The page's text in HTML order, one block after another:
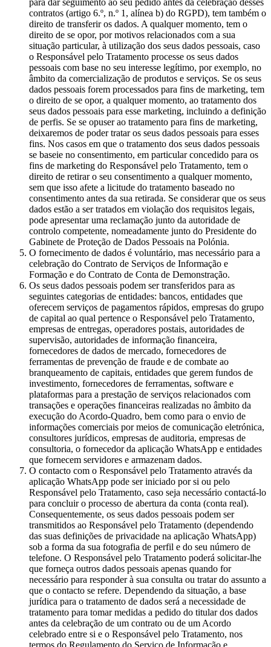
para dar seguimento ao seu pedido antes da celebração desses
contratos (artigo 6.º, n.º 1, alínea b) do RGPD), tem também o
direito de transferir os dados. A qualquer momento, tem o
direito de se opor, por motivos relacionados com a sua
situação particular, à utilização dos seus dados pessoais, caso
o Responsável pelo Tratamento processe os seus dados
pessoais com base no seu interesse legítimo, por exemplo, no
âmbito da comercialização de produtos e serviços. Se os seus
dados pessoais forem processados para fins de marketing, tem
o direito de se opor, a qualquer momento, ao tratamento dos
seus dados pessoais para esse marketing, incluindo a definição
de perfis. Se se opuser ao tratamento para fins de marketing,
deixaremos de poder tratar os seus dados pessoais para esses
fins. Nos casos em que o tratamento dos seus dados pessoais
se baseie no consentimento, em particular concedido para os
fins de marketing do Responsável pelo Tratamento, tem o
direito de retirar o seu consentimento a qualquer momento,
sem que isso afete a licitude do tratamento baseado no
consentimento antes da sua retirada. Se considerar que os seus
dados estão a ser tratados em violação dos requisitos legais,
pode apresentar uma reclamação junto da autoridade de
controlo competente, nomeadamente junto do Presidente do
Gabinete de Proteção de Dados Pessoais na Polónia.
O fornecimento de dados é voluntário, mas necessário para a
celebração do Contrato de Serviços de Informação e
Formação e do Contrato de Conta de Demonstração.
Os seus dados pessoais podem ser transferidos para as
seguintes categorias de entidades: bancos, entidades que
oferecem serviços de pagamentos rápidos, empresas do grupo
de capital ao qual pertence o Responsável pelo Tratamento,
empresas de entregas, operadores postais, autoridades de
supervisão, autoridades de informação financeira,
fornecedores de dados de mercado, fornecedores de
ferramentas de prevenção de fraude e de combate ao
branqueamento de capitais, entidades que gerem fundos de
investimento, fornecedores de ferramentas, software e
plataformas para a prestação de serviços relacionados com
transações e operações financeiras realizadas no âmbito da
execução do Acordo-Quadro, bem como para o envio de
informações comerciais por meios de comunicação eletrónica,
consultores jurídicos, empresas de auditoria, empresas de
consultoria, o fornecedor da aplicação WhatsApp e entidades
que fornecem servidores e armazenam dados.
O contacto com o Responsável pelo Tratamento através da
aplicação WhatsApp pode ser iniciado por si ou pelo
Responsável pelo Tratamento, caso seja necessário contactá-lo
para concluir o processo de abertura da conta (conta real).
Consequentemente, os seus dados pessoais podem ser
transmitidos ao Responsável pelo Tratamento (dependendo
das suas definições de privacidade na aplicação WhatsApp)
sob a forma da sua fotografia de perfil e do seu número de
telefone. O Responsável pelo Tratamento poderá solicitar-lhe
que forneça outros dados pessoais apenas quando for
necessário para responder à sua consulta ou tratar do assunto a
que o contacto se refere. Dependendo da situação, a base
jurídica para o tratamento de dados será a necessidade de
tratamento para tomar medidas a pedido do titular dos dados
antes da celebração de um contrato ou de um Acordo
celebrado entre si e o Responsável pelo Tratamento, nos
termos do Regulamento do Serviço de Informação e